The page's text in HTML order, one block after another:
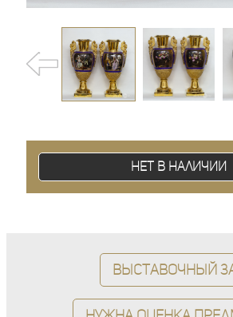
Нет в наличии
Выставочный